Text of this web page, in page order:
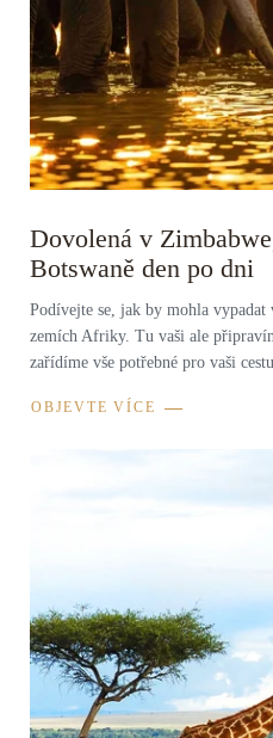
Dovolená v
Botswaně den po dni
Podívejte se, jak by mohla vypadat
zemích Afriky. Tu vaši ale
zařídíme vše potřebné pro vaši
OBJEVTE VÍCE